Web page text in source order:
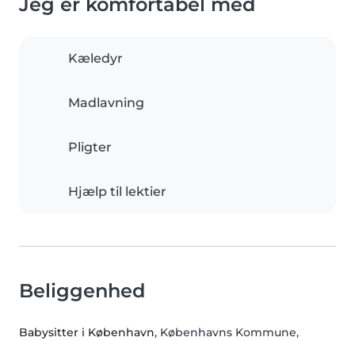
Kæledyr
Madlavning
Pligter
Hjælp til lektier
Beliggenhed
Babysitter i København, Københavns Kommune,